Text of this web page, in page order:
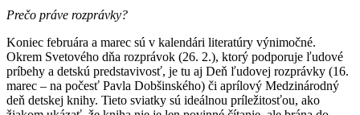
Prečo práve rozprávky?
Koniec februára a marec sú v kalendári literatúry výnimočné.
Okrem Svetového dňa rozprávok (26. 2.), ktorý podporuje ľudové
príbehy a detskú predstavivosť, je tu aj Deň ľudovej rozprávky (16.
marec – na počesť Pavla Dobšinského) či aprílový Medzinárodný
deň detskej knihy. Tieto sviatky sú ideálnou príležitosťou, ako